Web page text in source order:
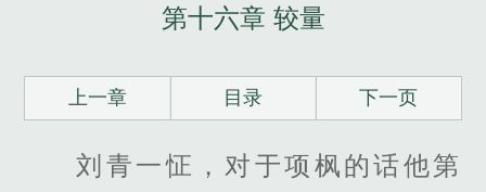
第十六章 较量
上一章 目录 下一页
刘青一怔，对于项枫的话他第